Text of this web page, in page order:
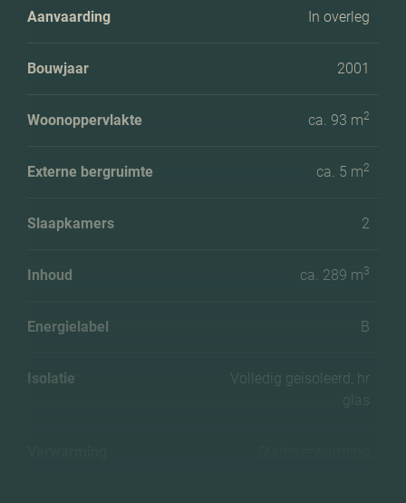
Aanvaarding In overleg
Bouwjaar 2001
Woonoppervlakte ca. 93 m2
Externe bergruimte ca. 5 m2
Slaapkamers 2
Inhoud ca. 289 m3
Energielabel B
Isolatie
Volledig geisoleerd, hr
glas